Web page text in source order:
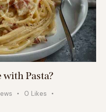
Pasta?
0 Likes